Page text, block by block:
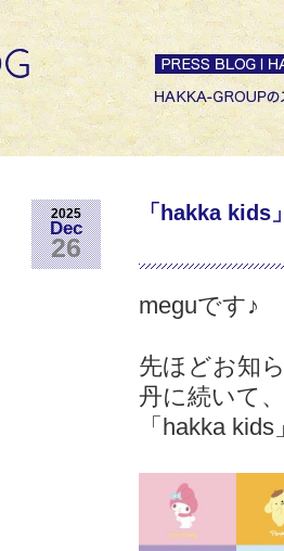
2025
Dec
26
「hakka kids
meguです♪
先ほどお知
丹に続いて、
「hakka